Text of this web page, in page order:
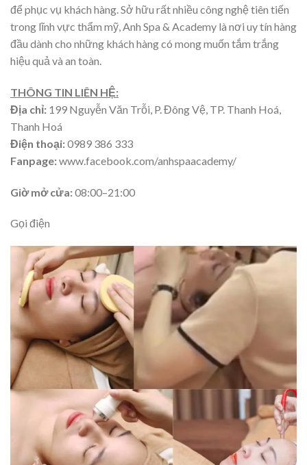
để phục vụ khách hàng. Sở hữu rất nhiều công nghệ tiên tiến
trong lĩnh vực thẩm mỹ, Anh Spa & Academy là nơi uy tín hàng
đầu dành cho những khách hàng có mong muốn tắm trắng
hiệu quả và an toàn.
THÔNG TIN LIÊN HỆ:
Địa chỉ: 199 Nguyễn Văn Trỗi, P. Đông Vệ, TP. Thanh Hoá,
Thanh Hoá
Điện thoại:0989 386 333
Fanpage:www.facebook.com/anhspaacademy/
Giờ mở cửa:08:00–21:00
Gọi điện